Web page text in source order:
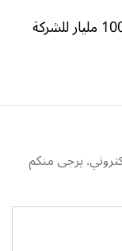
صافي أرباح يفوق 100 مليار للشركة
يرجى منكم